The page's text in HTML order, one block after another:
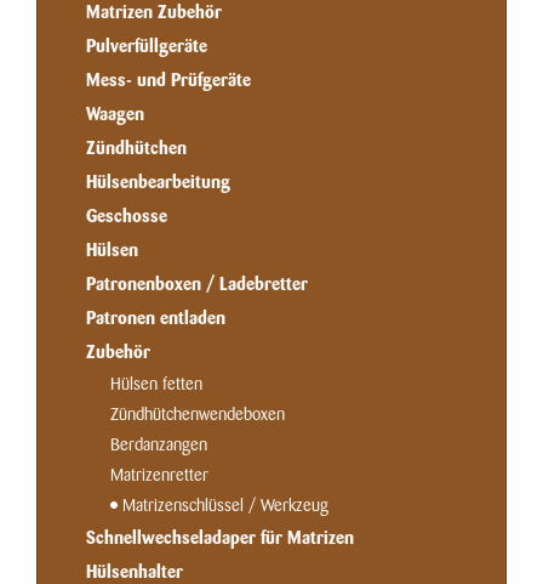
Matrizen Zubehör
Pulverfüllgeräte
Mess- und Prüfgeräte
Waagen
Zündhütchen
Hülsenbearbeitung
Geschosse
Hülsen
Patronenboxen / Ladebretter
Patronen entladen
Zubehör
Hülsen fetten
Zündhütchenwendeboxen
Berdanzangen
Matrizenretter
Matrizenschlüssel / Werkzeug
Schnellwechseladaper für Matrizen
Hülsenhalter